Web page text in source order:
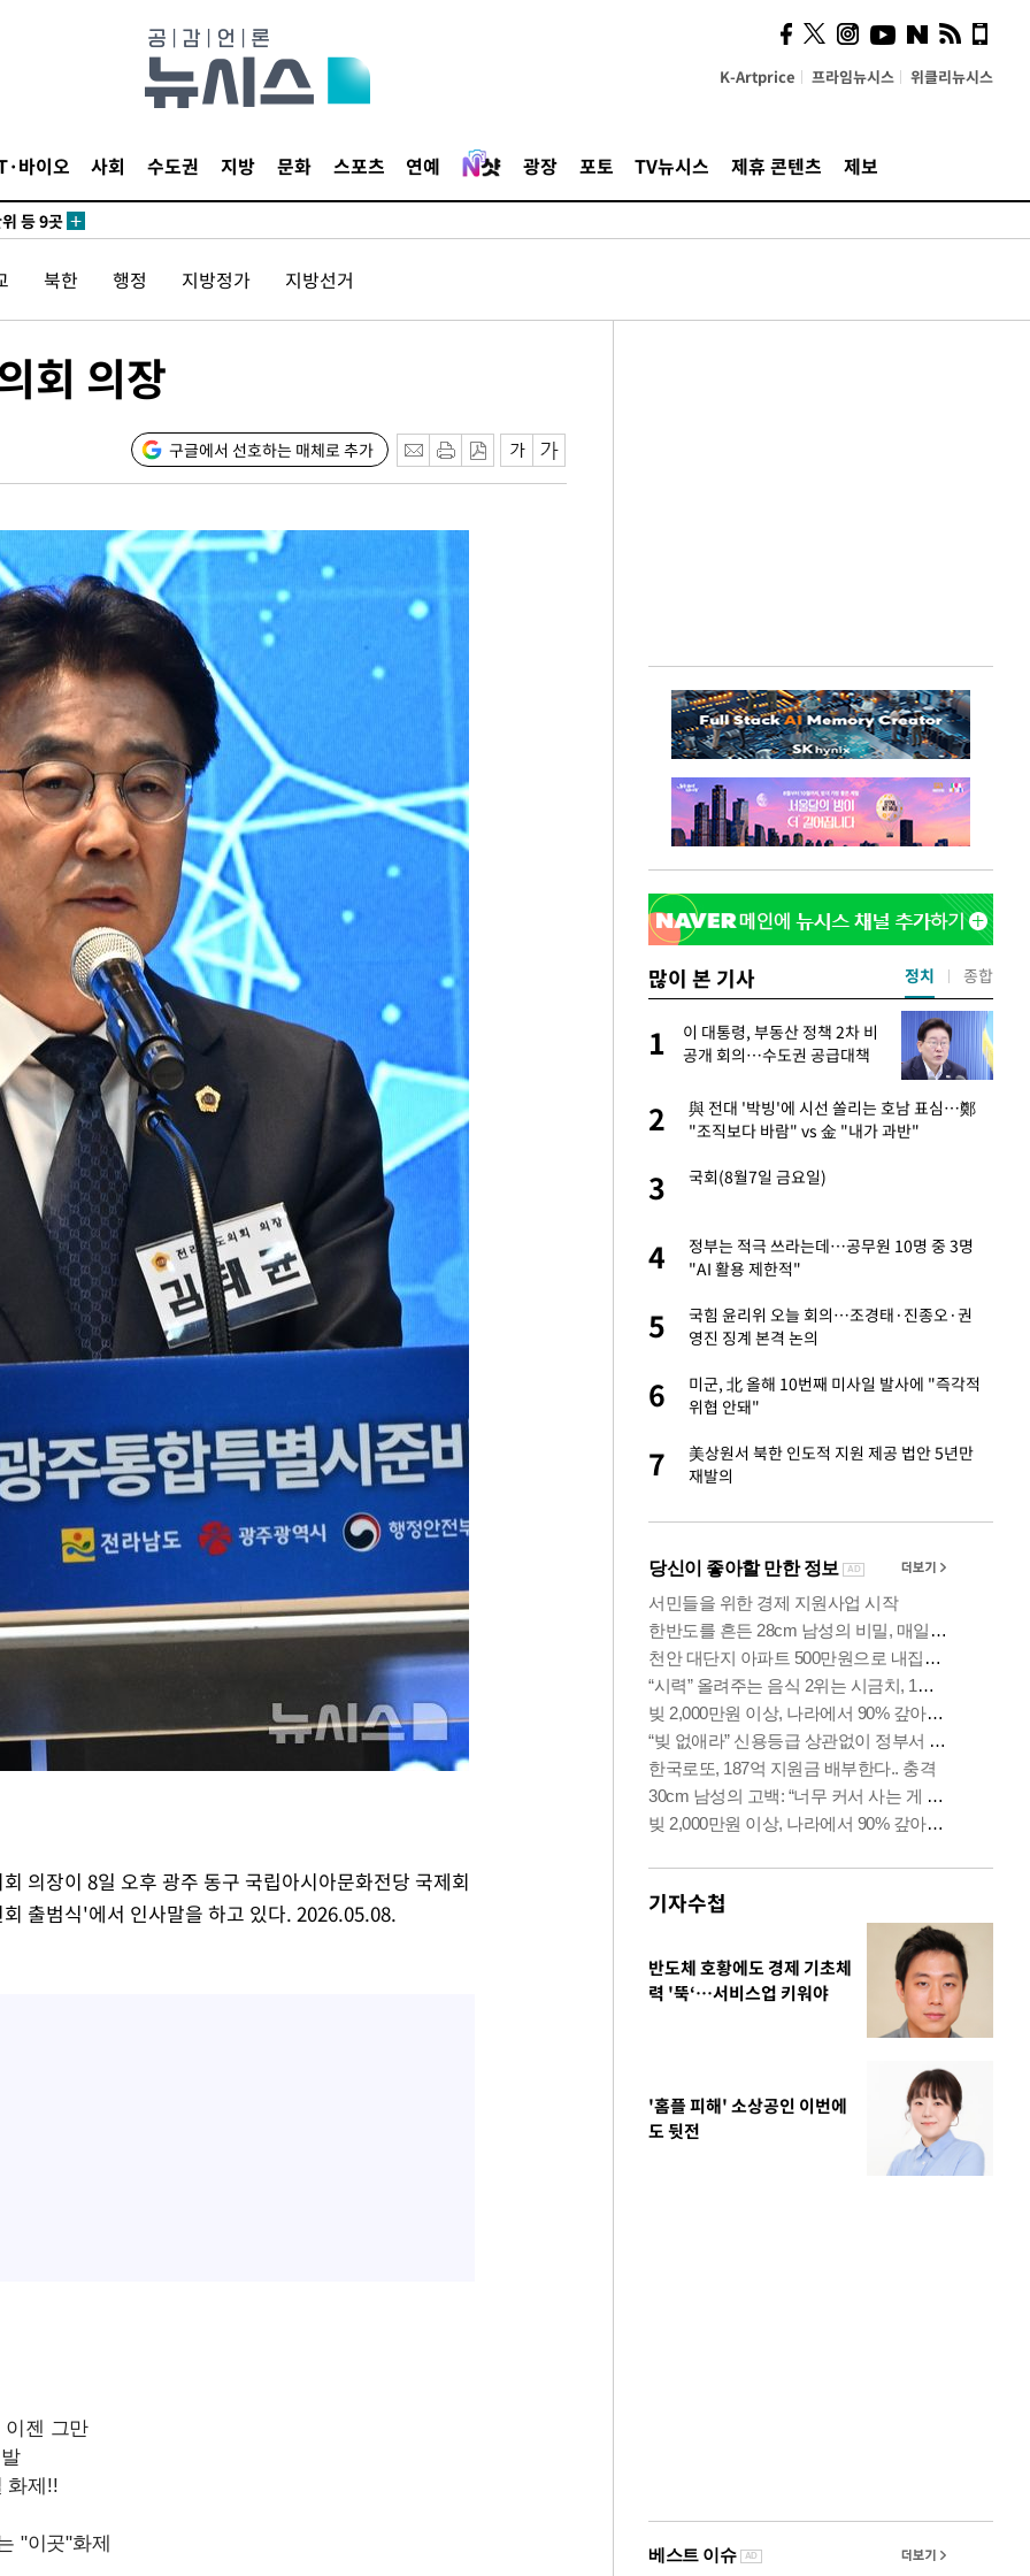
K-Artprice 프라임뉴시스 위클리뉴시스
바이오 사회 수도권 지방 문화 스포츠 연예 광장 포토 TV뉴시스 제휴 콘텐츠 제보
CDC
등 9곳
명은 중
일 후
CDC
수색
등 9곳
명은 중
서 두차
일 후
북한 행정 지방정가 지방선거
회 의장
구글에서 선호하는 매체로 추가
의장이 8일 오후 광주 동구 국립아시아문화전당 국제회
출범식'에서 인사말을 하고 있다. 2026.05.08.
많이 본 기사
1
방은희, 母 고독사에 오열 "이
틀 만에 발견"
2
김지수, '여행사 대표' 변신 근황 "가볼 만하
니…"
3
축구협회, 15년 전 심판 성 접대 파문에 "현
재는 내부 지침 준수"
4
"바지 벗고 앞뒤로 돌아야 했다"…탈북민 김
서아, 기쁨조 검사 수치심 회상
5
"신약 찾자"…정부 과제로 속도내는 K-제약
바이오
영"
7
[속보] 뉴욕증시, 혼조 출발…나스닥
0.3%↓, 다우 0.14%↑
1
이 대통령, 부동산 정책 2차 비
공개 회의…수도권 공급대책
2
與 전대 '박빙'에 시선 쏠리는 호남 표심…鄭
"조직보다 바람" vs 金 "내가 과반"
3 국회(8월7일 금요일)
4
정부는 적극 쓰라는데…공무원 10명 중 3명
"AI 활용 제한적"
5
국힘 윤리위 오늘 회의…조경태·진종오·권
영진 징계 본격 논의
6
미군, 北 올해 10번째 미사일 발사에 "즉각적
위협 안돼"
7
美상원서 북한 인도적 지원 제공 법안 5년만
재발의
정치 종합
기자수첩
반도체 호황에도 경제 기초체
력 '뚝‘…서비스업 키워야
'홈플 피해' 소상공인 이번에
도 뒷전